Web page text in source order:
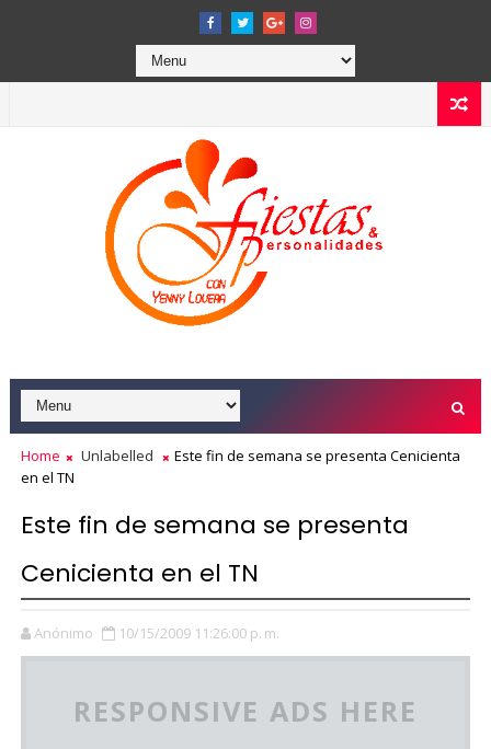
Home Unlabelled
Este fin de semana se presenta Cenicienta
en el TN
Este fin de semana se presenta
Cenicienta en el TN
Anónimo 10/15/2009 11:26:00 p. m.
RESPONSIVE ADS HERE